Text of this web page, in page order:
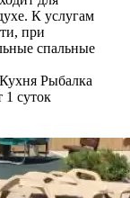
К услугам
при
спальные
Кухня Рыбалка
1 суток